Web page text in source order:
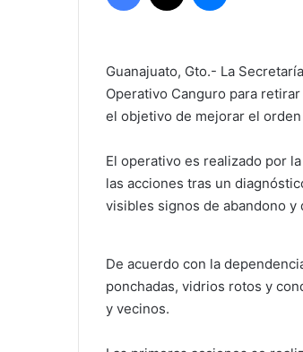
Guanajuato, Gto.- La
Operativo Canguro para
el objetivo de mejorar el
El operativo es realizado por
las acciones tras un
visibles signos de abandono y
De acuerdo con la
ponchadas, vidrios rotos y
y vecinos.